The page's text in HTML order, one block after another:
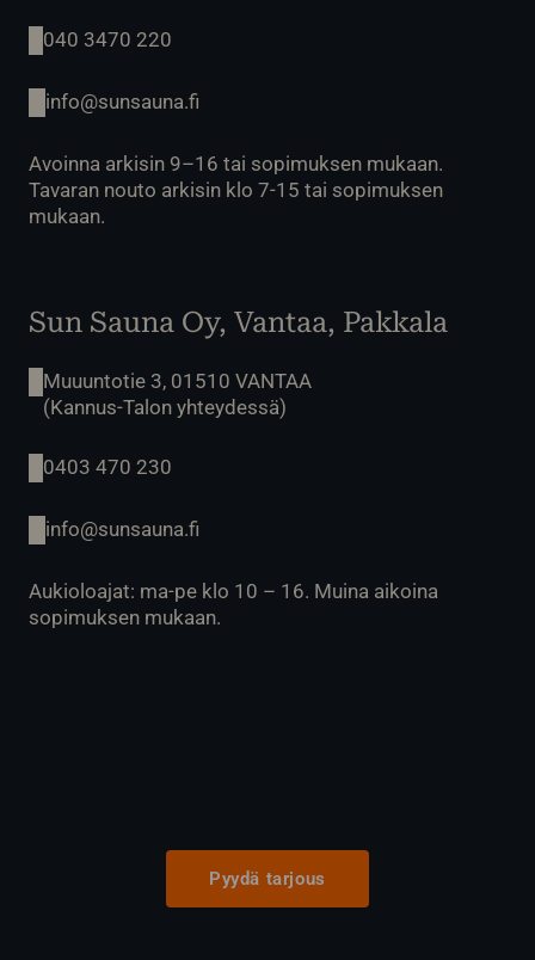
040 3470 220
info@sunsauna.fi
Avoinna arkisin 9–16 tai sopimuksen mukaan.
Tavaran nouto arkisin klo 7-15 tai sopimuksen
mukaan.
Sun Sauna Oy, Vantaa, Pakkala
Muuuntotie 3, 01510 VANTAA
(Kannus-Talon yhteydessä)
0403 470 230
info@sunsauna.fi
Aukioloajat: ma-pe klo 10 – 16. Muina aikoina
sopimuksen mukaan.
Pyydä tarjous